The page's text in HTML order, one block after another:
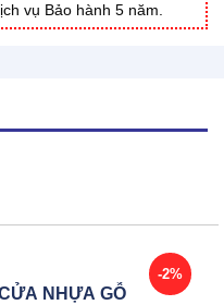
vụ Bảo hành 5 năm.
-2%
NHỰA GỖ